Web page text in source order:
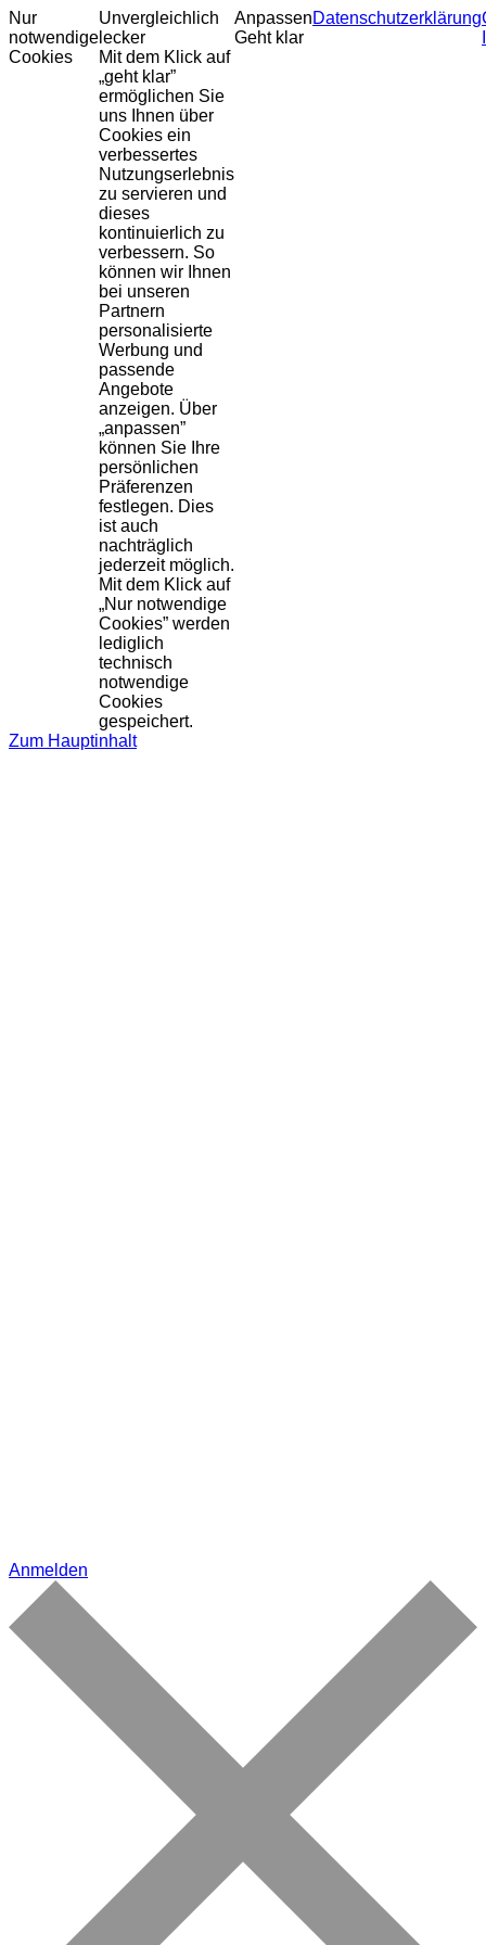
Nur
notwendige
Cookies
Unvergleichlich
lecker
Mit dem Klick auf
„geht klar”
ermöglichen Sie
uns Ihnen über
Cookies ein
verbessertes
Nutzungserlebnis
zu servieren und
dieses
kontinuierlich zu
verbessern. So
können wir Ihnen
bei unseren
Partnern
personalisierte
Werbung und
passende
Angebote
anzeigen. Über
„anpassen”
können Sie Ihre
persönlichen
Präferenzen
festlegen. Dies
ist auch
nachträglich
jederzeit möglich.
Mit dem Klick auf
„Nur notwendige
Cookies” werden
lediglich
technisch
notwendige
Cookies
gespeichert.
Anpassen
Geht klar
Datenschutzerklärung
Zum Hauptinhalt
Anmelden